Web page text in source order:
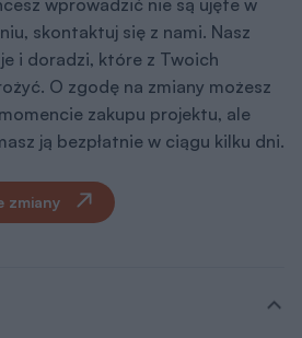
wprowadzić nie są ujęte w
skontaktuj się z nami. Nasz
i doradzi, które z Twoich
O zgodę na zmiany możesz
zakupu projektu, ale
ją bezpłatnie w ciągu kilku dni.
zmiany